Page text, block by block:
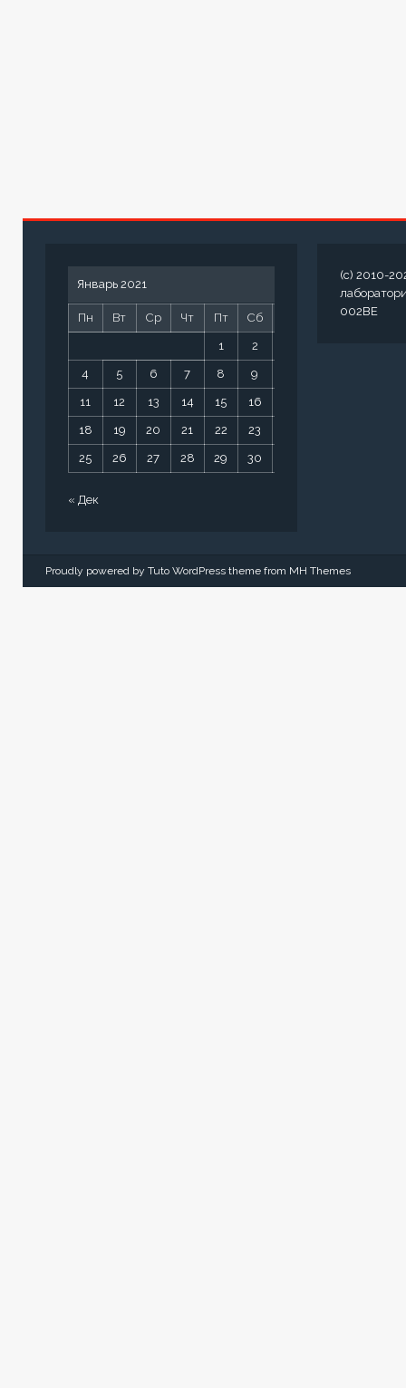
Январь 2021
Пн Вт Ср Чт Пт Сб
1 2
4 5 6 7 8 9
11 12 13 14 15 16
18 19 20 21 22 23
25 26 27 28 29 30
« Дек
(c) 2010-
002BE
Proudly powered by Tuto WordPress theme from MH Themes